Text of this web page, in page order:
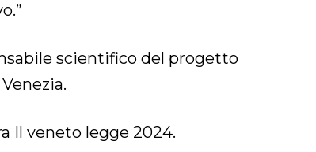
scientifico del progetto
Il veneto legge 2024.